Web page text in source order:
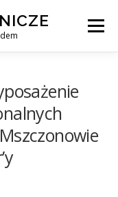
Menu
NASZE USŁUGI